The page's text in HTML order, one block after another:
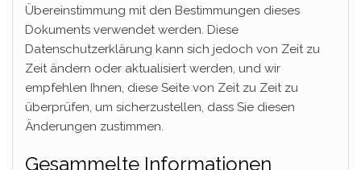
Übereinstimmung mit den Bestimmungen dieses
Dokuments verwendet werden. Diese
Datenschutzerklärung kann sich jedoch von Zeit zu
Zeit ändern oder aktualisiert werden, und wir
empfehlen Ihnen, diese Seite von Zeit zu Zeit zu
überprüfen, um sicherzustellen, dass Sie diesen
Änderungen zustimmen.
Gesammelte Informationen